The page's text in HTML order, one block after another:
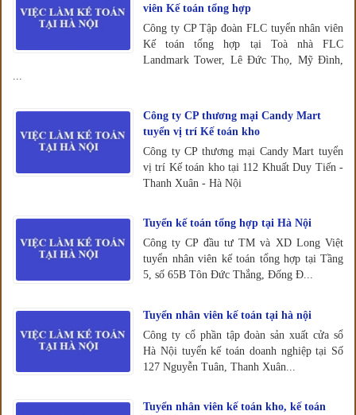
viên Kế toán tổng hợp
Công ty CP Tập đoàn FLC tuyển nhân viên
Kế toán tổng hợp tại Toà nhà FLC
Landmark Tower, Lê Đức Thọ, Mỹ Đình,
...
Công ty CP thương mại Candy Mart
tuyển vị trí Kế toán kho
Công ty CP thương mại Candy Mart tuyển
vị trí Kế toán kho tại 112 Khuất Duy Tiến -
Thanh Xuân - Hà Nội
Tuyển kế toán tổng hợp tại Hà Nội
Công ty CP đầu tư TM và XD Long Việt
tuyển nhân viên kế toán tổng hợp tại Tầng
5, số 65B Tôn Đức Thắng, Đống Đ...
Tuyển nhân viên kế toán tại hà nội
Công ty cổ phần tập đoàn sản xuất cửa sổ
Hà Nội tuyển kế toán doanh nghiệp tại Số
127 Nguyễn Tuân, Thanh Xuân...
Tuyển nhân viên kế toán kho, kế toán